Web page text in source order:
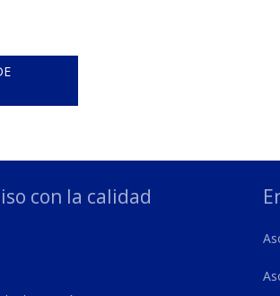
con la calidad